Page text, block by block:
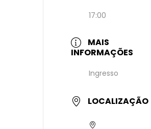
17:00
MAIS
INFORMAÇÕES
Ingresso
LOCALIZAÇÃO